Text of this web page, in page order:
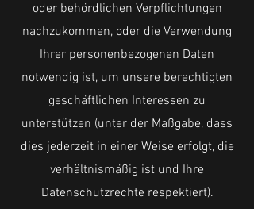
oder behördlichen Verpflichtungen
nachzukommen, oder die Verwendung
Ihrer personenbezogenen Daten
notwendig ist, um unsere berechtigten
geschäftlichen Interessen zu
unterstützen (unter der Maßgabe, dass
dies jederzeit in einer Weise erfolgt, die
verhältnismäßig ist und Ihre
Datenschutzrechte respektiert).